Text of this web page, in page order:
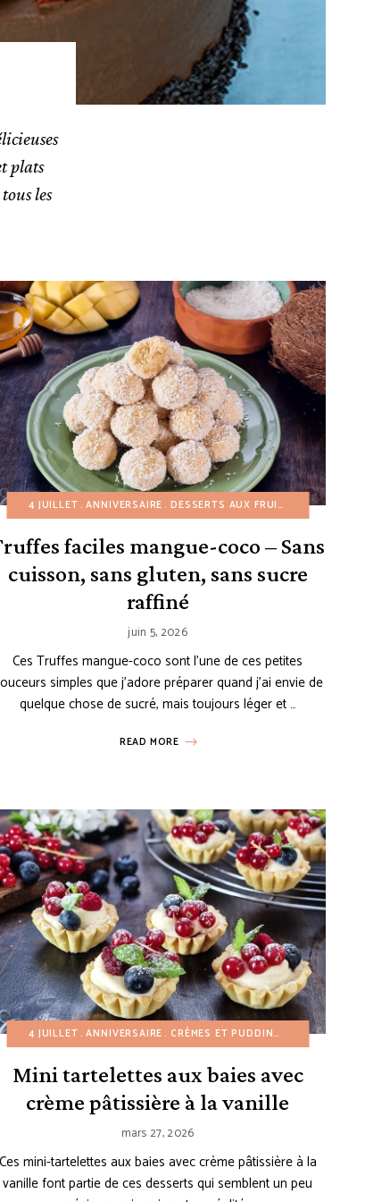
plats
les
BUDGET RECETTES AMÉRICAINES RECETTES DE TARTE RECETTES
ET PUDDINGS DESSERTS AUX FRUITS DESSERTS FACILES
4 JUILLET ANNIVERSAIRE DESSERTS AUX FRUITS DESSERTS
faciles mangue-coco – Sans
cuisson, sans gluten, sans sucre
raffiné
juin 5, 2026
Ces Truffes mangue-coco sont l’une de ces petites
simples que j’adore préparer quand j’ai envie de
quelque chose de sucré, mais toujours léger et …
READ MORE
AMÉRICAINES RECETTES DE TARTE SAINT VALENTIN SANS ŒUF
PÂQUES PLATS D'ACCOMPAGNEMENT PRINTEMPS RECETTES À
4 JUILLET ANNIVERSAIRE CRÈMES ET PUDDINGS DESSERTS AUX
Mini tartelettes aux baies avec
crème pâtissière à la vanille
mars 27, 2026
Ces mini-tartelettes aux baies avec crème pâtissière à la
vanille font partie de ces desserts qui semblent un peu